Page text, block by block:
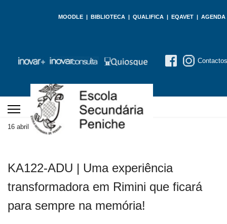
MOODLE | BIBLIOTECA | QUALIFICA | EQAVET | AGENDA
Contactos
16 abril 2026 Atualizado em 27 abril 2026
KA122-ADU | Uma experiência
transformadora em Rimini que ficará
para sempre na memória!